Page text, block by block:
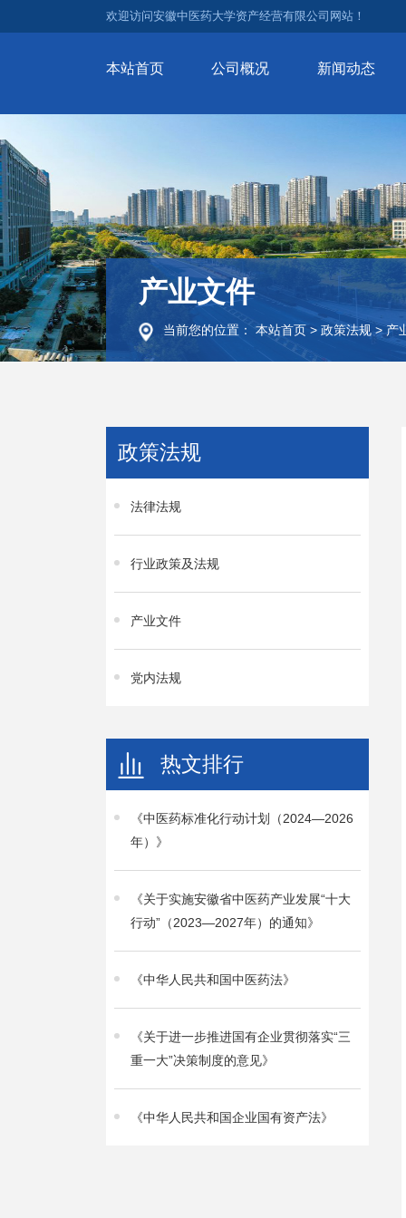
欢迎访问安徽中医药大学资产经营有限公司网站！
本站首页 公司概况 新闻动态
产业文件
当前您的位置： 本站首页> 政策法规>产
政策法规
法律法规
行业政策及法规
产业文件
党内法规
热文排行
《中医药标准化行动计划（2024—2026
年）》
《关于实施安徽省中医药产业发展“十大
行动”（2023—2027年）的通知》
《中华人民共和国中医药法》
《关于进一步推进国有企业贯彻落实“三
重一大”决策制度的意见》
《中华人民共和国企业国有资产法》